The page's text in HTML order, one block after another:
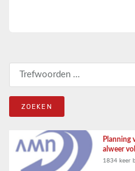
Zoeken naar:
Planning
alweer
1834 keer